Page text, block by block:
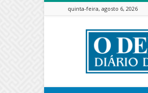
quinta-feira, agosto 6, 2026
ODEBATEON